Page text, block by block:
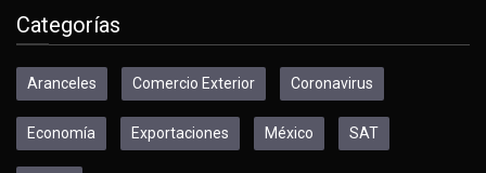
Categorías
Aranceles Comercio Exterior Coronavirus
Economía Exportaciones México SAT